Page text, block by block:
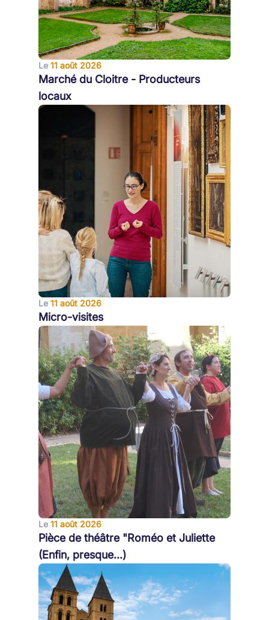
Le 11 août 2026
Marché du Cloitre - Producteurs
locaux
Le 11 août 2026
Micro-visites
Le 11 août 2026
Pièce de théâtre "Roméo et Juliette
(Enfin, presque...)